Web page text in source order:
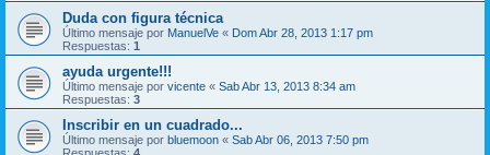
Duda con figura técnica
Último mensaje por ManuelVe « Dom Abr 28, 2013 1:17 pm
Respuestas: 1
ayuda urgente!!!
Último mensaje por vicente « Sab Abr 13, 2013 8:34 am
Respuestas: 3
Inscribir en un cuadrado...
Último mensaje por bluemoon « Sab Abr 06, 2013 7:50 pm
Respuestas: 4